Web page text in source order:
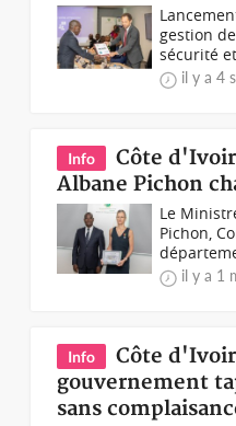
gestion
sécurité
il y a 4
Info
Côte
Albane Pichon
Le
Pichon,
il y a 1
Info
Côte
gouvernement
sans